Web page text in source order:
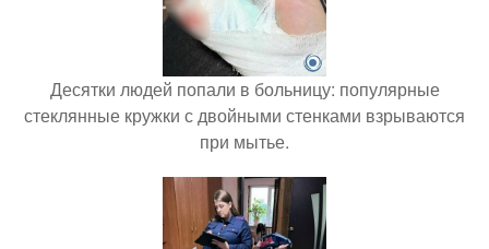
Десятки людей попали в больницу: популярные
стеклянные кружки с двойными стенками взрываются
при мытье.